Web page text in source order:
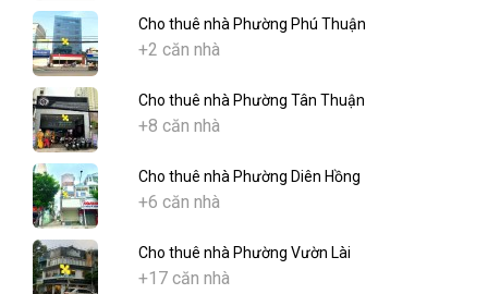
Cho thuê nhà Phường Phú Thuận
+2 căn nhà
Cho thuê nhà Phường Tân Thuận
+8 căn nhà
Cho thuê nhà Phường Diên Hồng
+6 căn nhà
Cho thuê nhà Phường Vườn Lài
+17 căn nhà